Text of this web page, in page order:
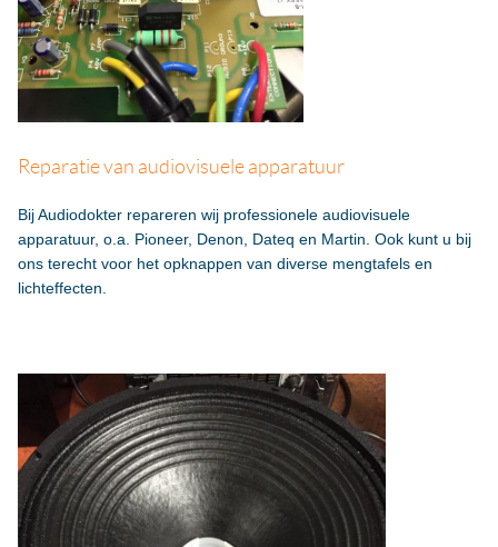
Reparatie van audiovisuele apparatuur
Bij Audiodokter repareren wij professionele audiovisuele
apparatuur, o.a. Pioneer, Denon, Dateq en Martin. Ook kunt u bij
ons terecht voor het opknappen van diverse mengtafels en
lichteffecten.